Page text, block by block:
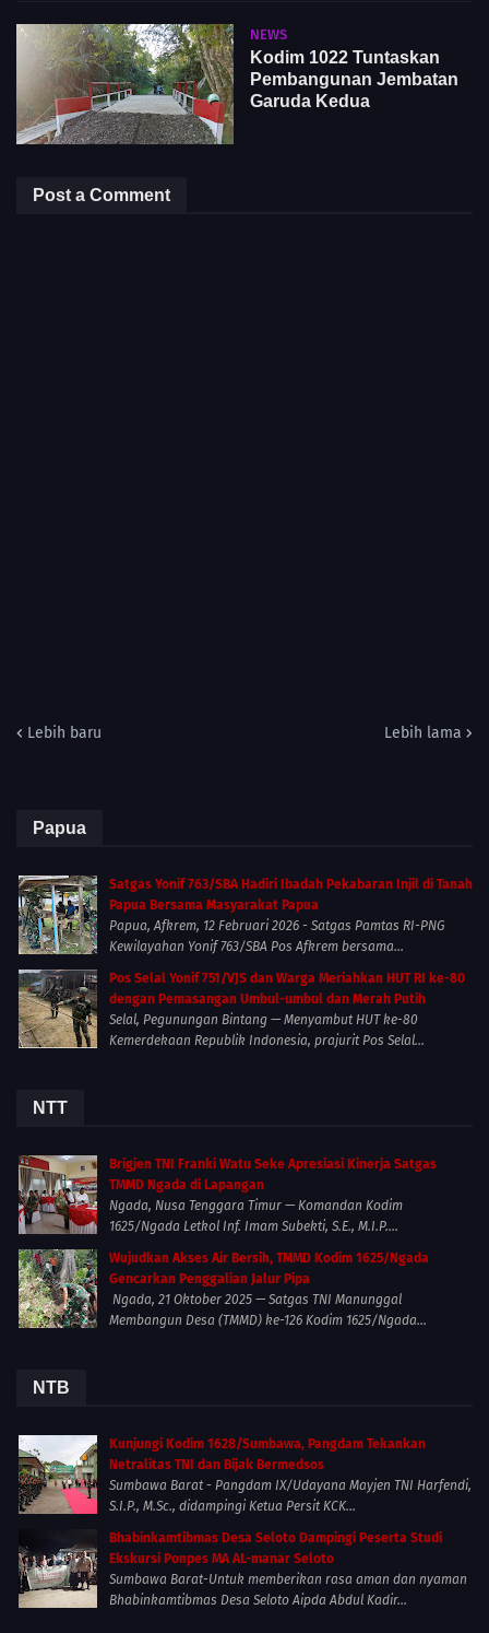
NEWS
Kodim 1022 Tuntaskan
Pembangunan Jembatan
Garuda Kedua
Post a Comment
Lebih baru Lebih lama
Papua
Satgas Yonif 763/SBA Hadiri Ibadah Pekabaran Injil di Tanah
Papua Bersama Masyarakat Papua
Papua, Afkrem, 12 Februari 2026 - Satgas Pamtas RI-PNG
Kewilayahan Yonif 763/SBA Pos Afkrem bersama...
Pos Selal Yonif 751/VJS dan Warga Meriahkan HUT RI ke-80
dengan Pemasangan Umbul-umbul dan Merah Putih
Selal, Pegunungan Bintang — Menyambut HUT ke-80
Kemerdekaan Republik Indonesia, prajurit Pos Selal...
NTT
Brigjen TNI Franki Watu Seke Apresiasi Kinerja Satgas
TMMD Ngada di Lapangan
Ngada, Nusa Tenggara Timur — Komandan Kodim
1625/Ngada Letkol Inf. Imam Subekti, S.E., M.I.P....
Wujudkan Akses Air Bersih, TMMD Kodim 1625/Ngada
Gencarkan Penggalian Jalur Pipa
Ngada, 21 Oktober 2025 — Satgas TNI Manunggal
Membangun Desa (TMMD) ke-126 Kodim 1625/Ngada...
NTB
Kunjungi Kodim 1628/Sumbawa, Pangdam Tekankan
Netralitas TNI dan Bijak Bermedsos
Sumbawa Barat - Pangdam IX/Udayana Mayjen TNI Harfendi,
S.I.P., M.Sc., didampingi Ketua Persit KCK...
Bhabinkamtibmas Desa Seloto Dampingi Peserta Studi
Ekskursi Ponpes MA AL-manar Seloto
Sumbawa Barat-Untuk memberikan rasa aman dan nyaman
Bhabinkamtibmas Desa Seloto Aipda Abdul Kadir...